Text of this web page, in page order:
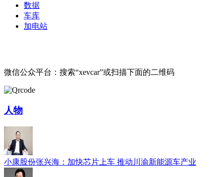
数据
车库
加电站
微信公众平台：搜索“xevcar”或扫描下面的二维码
人物
小康股份张兴海：加快芯片上车 推动川渝新能源车产业